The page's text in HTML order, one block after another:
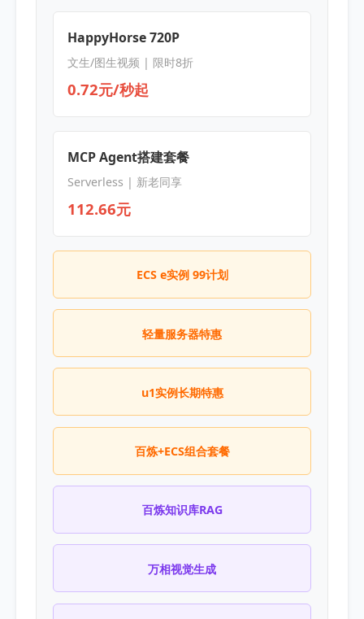
HappyHorse 720P
文生/图生视频 | 限时8折
0.72元/秒起
MCP Agent搭建套餐
Serverless | 新老同享
112.66元
ECS e实例 99计划
轻量服务器特惠
u1实例长期特惠
百炼+ECS组合套餐
百炼知识库RAG
万相视觉生成